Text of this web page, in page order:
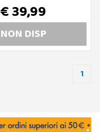
€ 39,99
NON DISP
1